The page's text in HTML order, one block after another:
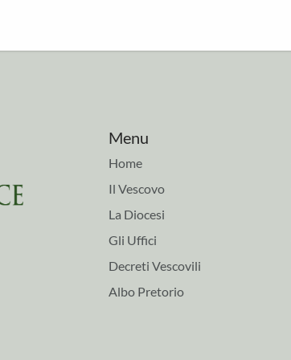
Menu
Home
Il Vescovo
La Diocesi
Gli Uffici
Decreti Vescovili
Albo Pretorio